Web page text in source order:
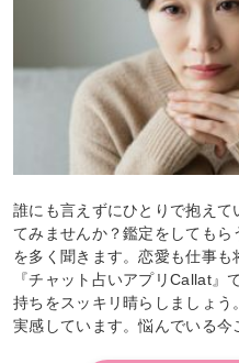
誰にも言えずにひとりで抱え
てみませんか？鑑定をしても
を多く聞きます。恋愛も仕事も
『チャット占いアプリCallat』
持ちをスッキリ晴らしましょ
実感しています。悩んでいる今